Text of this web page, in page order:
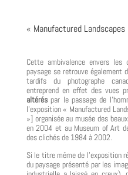
« Manufactured Landscapes
Cette ambivalence envers les
paysage se retrouve également
tardifs du photographe
entreprend en effet des vues
altéréspar le passage de
l’exposition « Manufactured
»] organisée au musée des
en 2004 et au Museum of Art
des clichés de 1984 à 2002.
Si le titre même de l’exposition
du paysage présenté par les